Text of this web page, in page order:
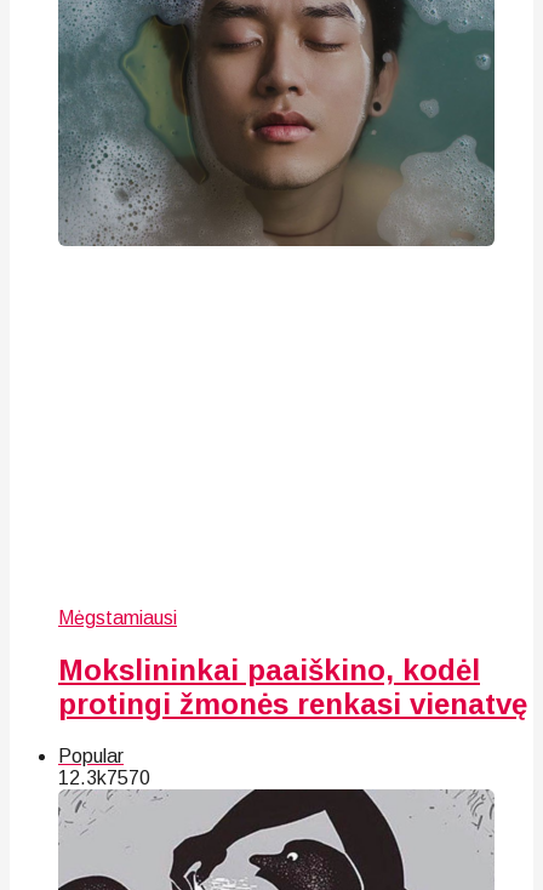
Mėgstamiausi
Mokslininkai paaiškino, kodėl
protingi žmonės renkasi vienatvę
Popular
12.3k7570